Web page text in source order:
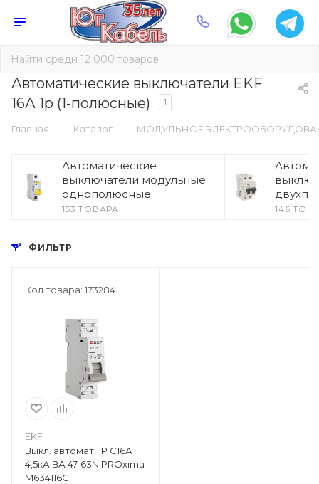
Автоматические выключатели EKF
16А 1p (1-полюсные)
1
Главная — Каталог — МОДУЛЬНОЕ
Автоматические
выключатели модульные
однополюсные
153 ТОВАРА 146
ФИЛЬТР
Код товара: 173284
EKF
Выкл. автомат. 1Р С16А
4,5кА ВА 47-63N PROxima
M634116C